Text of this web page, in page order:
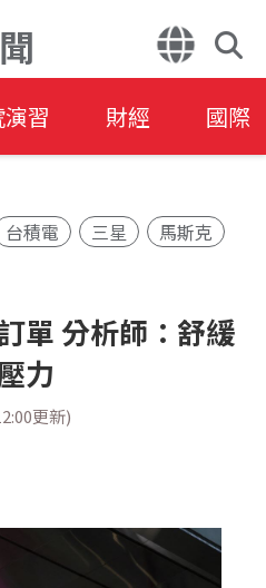
習 財經 國際
台積電 三星 馬斯克
單 分析師：舒緩
力
更新)